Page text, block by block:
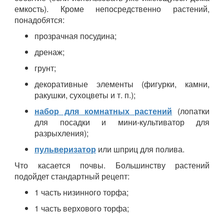
емкость). Кроме непосредственно растений,
понадобятся:
прозрачная посудина;
дренаж;
грунт;
декоративные элементы (фигурки, камни,
ракушки, сухоцветы и т. п.);
набор для комнатных растений (лопатки
для посадки и мини-культиватор для
разрыхления);
пульверизатор или шприц для полива.
Что касается почвы. Большинству растений
подойдет стандартный рецепт:
1 часть низинного торфа;
1 часть верхового торфа;